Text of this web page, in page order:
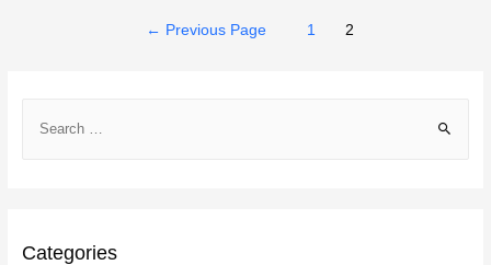
← Previous Page 1 2
h
Categories